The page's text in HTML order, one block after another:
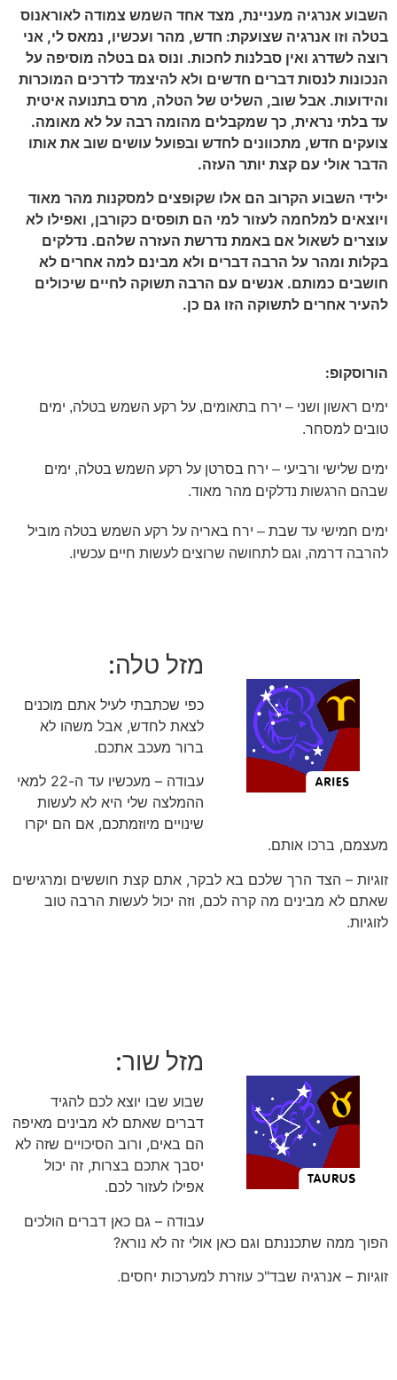
השבוע אנרגיה מעניינת, מצד אחד השמש צמודה לאוראנוס
בטלה וזו אנרגיה שצועקת: חדש, מהר ועכשיו, נמאס לי, אני
רוצה לשדרג ואין סבלנות לחכות. ונוס גם בטלה מוסיפה על
הנכונות לנסות דברים חדשים ולא להיצמד לדרכים המוכרות
והידועות. אבל שוב, השליט של הטלה, מרס בתנועה איטית
עד בלתי נראית, כך שמקבלים מהומה רבה על לא מאומה.
צועקים חדש, מתכוונים לחדש ובפועל עושים שוב את אותו
הדבר אולי עם קצת יותר העזה.
ילידי השבוע הקרוב הם אלו שקופצים למסקנות מהר מאוד
ויוצאים למלחמה לעזור למי הם תופסים כקורבן, ואפילו לא
עוצרים לשאול אם באמת נדרשת העזרה שלהם. נדלקים
בקלות ומהר על הרבה דברים ולא מבינם למה אחרים לא
חושבים כמותם. אנשים עם הרבה תשוקה לחיים שיכולים
להעיר אחרים לתשוקה הזו גם כן.
הורוסקופ:
ימים ראשון ושני – ירח בתאומים, על רקע השמש בטלה, ימים
טובים למסחר.
ימים שלישי ורביעי – ירח בסרטן על רקע השמש בטלה, ימים
שבהם הרגשות נדלקים מהר מאוד.
ימים חמישי עד שבת – ירח באריה על רקע השמש בטלה מוביל
להרבה דרמה, וגם לתחושה שרוצים לעשות חיים עכשיו.
מזל טלה:
כפי שכתבתי לעיל אתם מוכנים
לצאת לחדש, אבל משהו לא
ברור מעכב אתכם.
עבודה – מעכשיו עד ה-22 למאי
ההמלצה שלי היא לא לעשות
שינויים מיוזמתכם, אם הם יקרו
מעצמם, ברכו אותם.
זוגיות – הצד הרך שלכם בא לבקר, אתם קצת חוששים ומרגישים
שאתם לא מבינים מה קרה לכם, וזה יכול לעשות הרבה טוב
לזוגיות.
מזל שור:
שבוע שבו יוצא לכם להגיד
דברים שאתם לא מבינים מאיפה
הם באים, ורוב הסיכויים שזה לא
יסבך אתכם בצרות, זה יכול
אפילו לעזור לכם.
עבודה – גם כאן דברים הולכים
הפוך ממה שתכננתם וגם כאן אולי זה לא נורא?
זוגיות – אנרגיה שבד"כ עוזרת למערכות יחסים.